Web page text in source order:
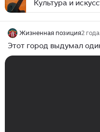
Культура и
Жизненная позиция2 года
Этот город выдумал